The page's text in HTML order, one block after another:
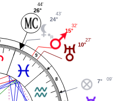
8
9
7° 09'
10°
27'
15°
32'
24°
43'
26°
44'